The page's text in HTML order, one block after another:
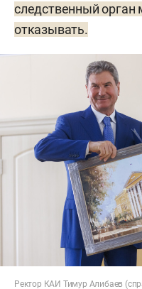
следственный орган
отказывать.
Ректор КАИ Тимур Алибаев